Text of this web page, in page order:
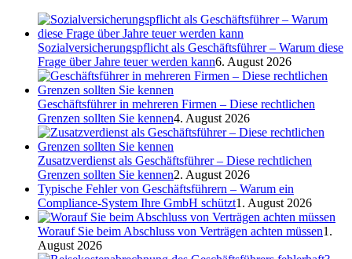
Sozialversicherungspflicht als Geschäftsführer – Warum diese
Frage über Jahre teuer werden kann6. August 2026
Geschäftsführer in mehreren Firmen – Diese rechtlichen
Grenzen sollten Sie kennen4. August 2026
Zusatzverdienst als Geschäftsführer – Diese rechtlichen
Grenzen sollten Sie kennen2. August 2026
Typische Fehler von Geschäftsführern – Warum ein
Compliance-System Ihre GmbH schützt1. August 2026
Worauf Sie beim Abschluss von Verträgen achten müssen1.
August 2026